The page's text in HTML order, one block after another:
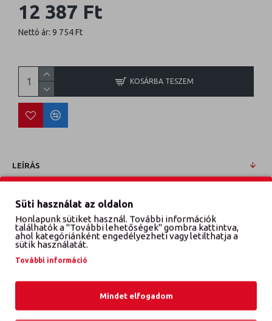
12 387 Ft
Nettó ár: 9 754 Ft
KOSÁRBA TESZEM
LEÍRÁS
FORD FOCUS KOMBI 05-11 Méretpontos csomagtértálca
VÉLEMÉNYEK
Süti használat az oldalon
Honlapunk sütiket használ. További információk
találhatók a "További lehetőségek" gombra kattintva,
ahol kategóriánként engedélyezheti vagy letilthatja a
sütik használatát.
További információ
Mindet elfogadom